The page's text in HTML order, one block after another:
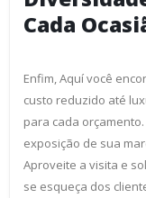
Cada
Enfim, Aquí você
custo reduzido até
para cada
exposição de sua
Aproveite a visita e
se esqueça dos